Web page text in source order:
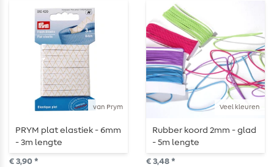
van Prym
PRYM plat elastiek - 6mm
- 3m lengte
€ 3,90 *
Veel kleuren
Rubber koord 2mm - glad
- 5m lengte
€ 3,48 *